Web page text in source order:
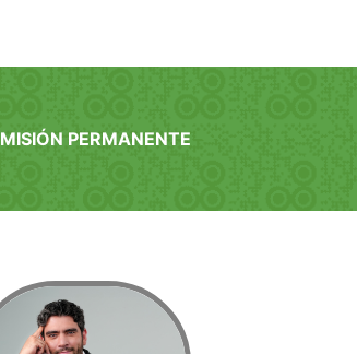
PERMANENTE